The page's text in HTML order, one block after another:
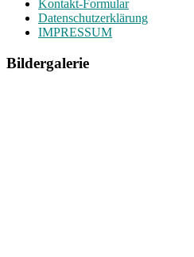
Kontakt-Formular
Datenschutzerklärung
IMPRESSUM
Bildergalerie